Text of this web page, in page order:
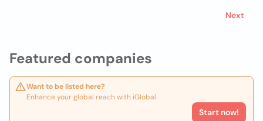
Featured companies
Want to be listed here?
Enhance your global reach with iGlobal.
Start now!
Next